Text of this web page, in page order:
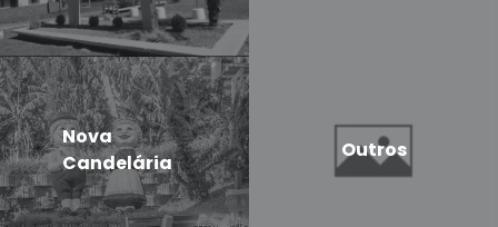
Nova
Candelária
Outros